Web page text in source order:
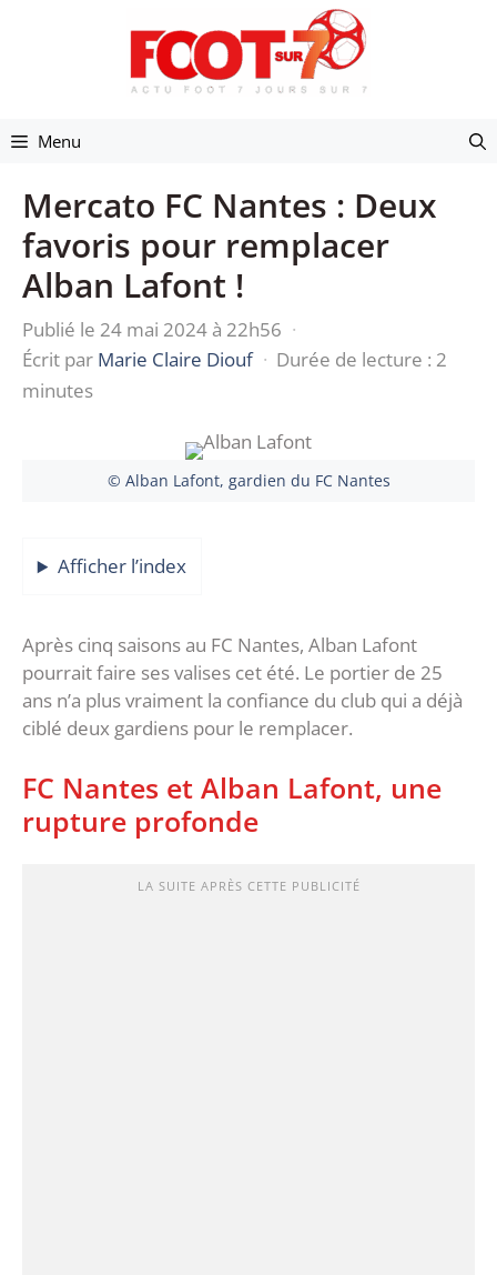
Menu
Mercato FC Nantes : Deux
favoris pour remplacer
Alban Lafont !
Publié le 24 mai 2024 à 22h56 ·
Écrit par Marie Claire Diouf · Durée de lecture : 2
minutes
© Alban Lafont, gardien du FC Nantes
Afficher l’index
Après cinq saisons au FC Nantes, Alban Lafont
pourrait faire ses valises cet été. Le portier de 25
ans n’a plus vraiment la confiance du club qui a déjà
ciblé deux gardiens pour le remplacer.
FC Nantes et Alban Lafont, une
rupture profonde
LA SUITE APRÈS CETTE PUBLICITÉ